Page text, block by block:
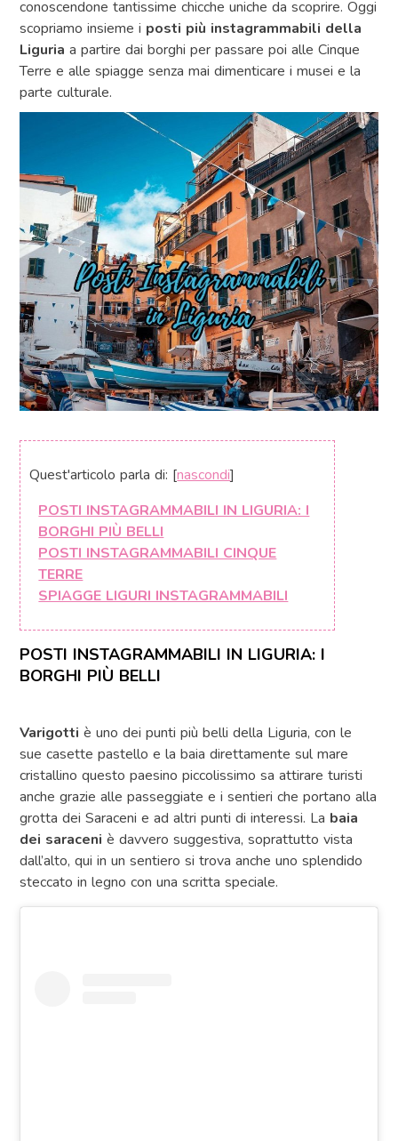
conoscendone tantissime chicche uniche da scoprire. Oggi
scopriamo insieme i posti più instagrammabili della
Liguria a partire dai borghi per passare poi alle Cinque
Terre e alle spiagge senza mai dimenticare i musei e la
parte culturale.
Quest'articolo parla di: [nascondi]
POSTI INSTAGRAMMABILI IN LIGURIA: I
BORGHI PIÙ BELLI
POSTI INSTAGRAMMABILI CINQUE
TERRE
SPIAGGE LIGURI INSTAGRAMMABILI
POSTI INSTAGRAMMABILI IN LIGURIA: I
BORGHI PIÙ BELLI
Varigotti è uno dei punti più belli della Liguria, con le
sue casette pastello e la baia direttamente sul mare
cristallino questo paesino piccolissimo sa attirare turisti
anche grazie alle passeggiate e i sentieri che portano alla
grotta dei Saraceni e ad altri punti di interessi. La baia
dei saraceni è davvero suggestiva, soprattutto vista
dall’alto, qui in un sentiero si trova anche uno splendido
steccato in legno con una scritta speciale.